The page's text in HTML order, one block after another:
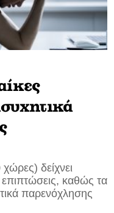
δείχνει
καθώς τα
παρενόχλησης